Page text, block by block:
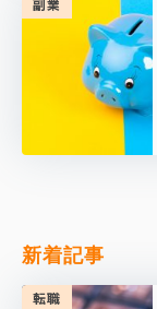
副業
新着記事
転職